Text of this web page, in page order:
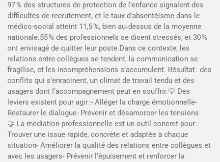
97 % des structures de protection de l’enfance signalent des
difficultés de recrutement, et le taux d’absentéisme dans le
médico-social atteint 11,5 %, bien au‑dessus de la moyenne
nationale.55 % des professionnels se disent stressés, et 30 %
ont envisagé de quitter leur poste.Dans ce contexte, les
relations entre collègues se tendent, la communication se
fragilise, et les incompréhensions s’accumulent. Résultat : des
conflits qui s’enracinent, un climat de travail tendu et des
usagers dont l’accompagnement peut en souffrir.💡 Des
leviers existent pour agir :- Alléger la charge émotionnelle-
Restaurer le dialogue- Prévenir et désamorcer les tensions
🤝 La médiation professionnelle est un outil concret pour :-
Trouver une issue rapide, concrète et adaptée à chaque
situation- Améliorer la qualité des relations entre collègues et
avec les usagers- Prévenir l’épuisement et renforcer la